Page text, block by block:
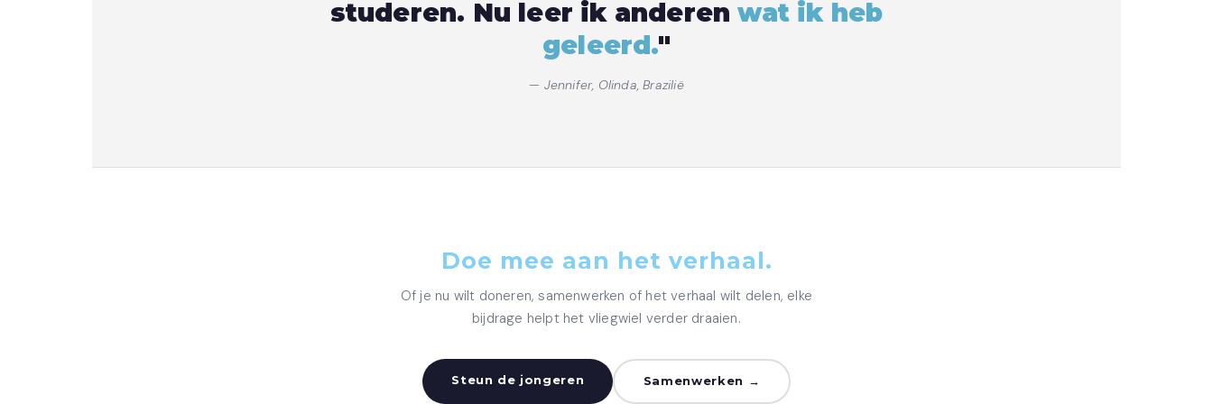
studeren. Nu leer ik anderenwat ik heb
geleerd."
— Jennifer, Olinda, Brazilië
Doe mee aan het verhaal.
Of je nu wilt doneren, samenwerken of het verhaal wilt delen, elke
bijdrage helpt het vliegwiel verder draaien.
Steun de jongeren Samenwerken →